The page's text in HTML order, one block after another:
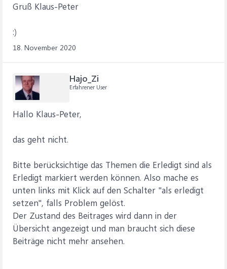
Gruß Klaus-Peter
:)
18. November 2020
Hajo_Zi
Erfahrener User
Hallo Klaus-Peter,
das geht nicht.
Bitte berücksichtige das Themen die Erledigt sind als
Erledigt markiert werden können. Also mache es
unten links mit Klick auf den Schalter "als erledigt
setzen", falls Problem gelöst.
Der Zustand des Beitrages wird dann in der
Übersicht angezeigt und man braucht sich diese
Beiträge nicht mehr ansehen.